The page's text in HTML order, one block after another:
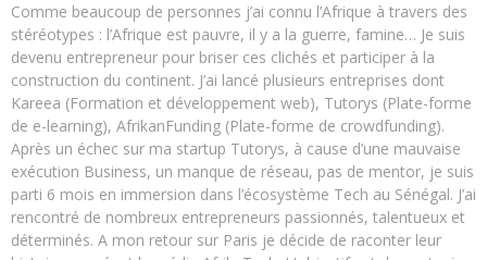
Comme beaucoup de personnes j’ai connu l’Afrique à travers des
stéréotypes : l’Afrique est pauvre, il y a la guerre, famine… Je suis
devenu entrepreneur pour briser ces clichés et participer à la
construction du continent. J’ai lancé plusieurs entreprises dont
Kareea (Formation et développement web), Tutorys (Plate-forme
de e-learning), AfrikanFunding (Plate-forme de crowdfunding).
Après un échec sur ma startup Tutorys, à cause d’une mauvaise
exécution Business, un manque de réseau, pas de mentor, je suis
parti 6 mois en immersion dans l’écosystème Tech au Sénégal. J’ai
rencontré de nombreux entrepreneurs passionnés, talentueux et
déterminés. A mon retour sur Paris je décide de raconter leur